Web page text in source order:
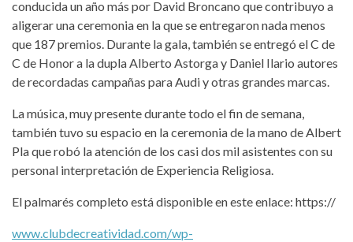
conducida un año más por David Broncano que contribuyo a
aligerar una ceremonia en la que se entregaron nada menos
que 187 premios. Durante la gala, también se entregó el C de
C de Honor a la dupla Alberto Astorga y Daniel Ilario autores
de recordadas campañas para Audi y otras grandes marcas.
La música, muy presente durante todo el fin de semana,
también tuvo su espacio en la ceremonia de la mano de Albert
Pla que robó la atención de los casi dos mil asistentes con su
personal interpretación de Experiencia Religiosa.
El palmarés completo está disponible en este enlace: https://
www.clubdecreatividad.com/wp-